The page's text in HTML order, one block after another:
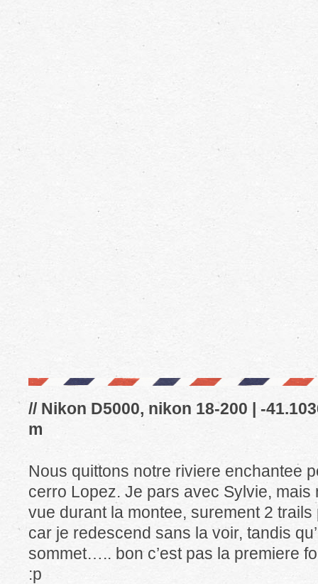
// Nikon D5000, nikon 18-200 | -
m
Nous quittons notre riviere enchantee
cerro Lopez. Je pars avec Sylvie,
vue durant la montee, surement 2
car je redescend sans la voir, tandis
sommet….. bon c’est pas la premiere
:p